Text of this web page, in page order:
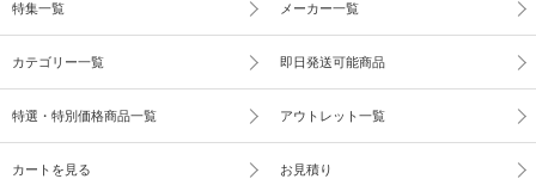
特集一覧 メーカー一覧
カテゴリー一覧 即日発送可能商品
特選・特別価格商品一覧 アウトレット一覧
カートを見る お見積り